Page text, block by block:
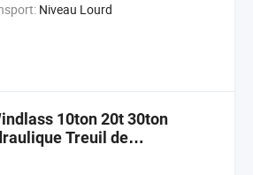
Niveau Lourd
10ton 20t 30ton
Treuil de